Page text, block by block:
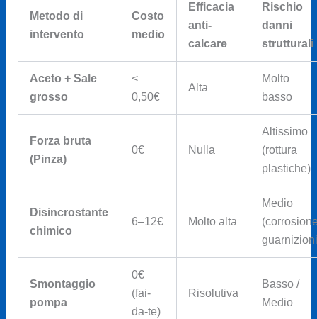
Metodo di
intervento
Costo
medio
Efficacia
anti-
calcare
Rischio
danni
strutturali
Aceto + Sale
grosso
<
0,50€
Alta
Molto
basso
Forza bruta
(Pinza)
0€ Nulla
Altissimo
(rottura
plastiche)
Disincrostante
chimico
6–12€ Molto alta
Medio
Smontaggio
pompa
0€
(fai-
da-te)
Risolutiva
Basso /
Medio